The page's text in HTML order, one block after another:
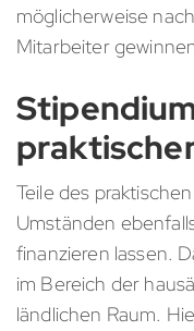
möglicherweise
Mitarbeiter
Teile des
Umständen
finanzieren lassen.
im Bereich der
ländlichen Raum.